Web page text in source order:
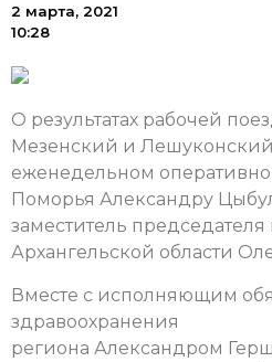
2 марта, 2021
10:28
О результатах рабочей
Мезенский и
еженедельном
Поморья Александру
заместитель председателя
Архангельской области
Вместе с исполняющим
здравоохранения
региона Александром